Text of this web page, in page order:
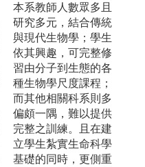
本系教師人數眾多且
研究多元，結合傳統
與現代生物學；學生
依其興趣，可完整修
習由分子到生態的各
種生物學尺度課程；
而其他相關科系則多
偏頗一隅，難以提供
完整之訓練。且在建
立學生紮實生命科學
基礎的同時，更側重